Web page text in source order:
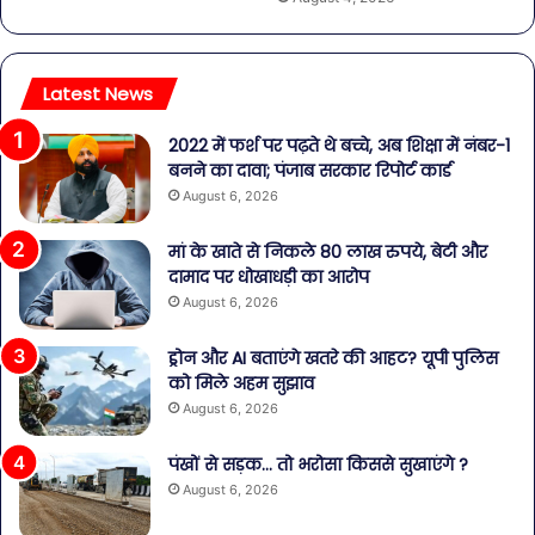
Latest News
2022 में फर्श पर पढ़ते थे बच्चे, अब शिक्षा में नंबर-1
बनने का दावा; पंजाब सरकार रिपोर्ट कार्ड
August 6, 2026
मां के खाते से निकले 80 लाख रुपये, बेटी और
दामाद पर धोखाधड़ी का आरोप
August 6, 2026
ड्रोन और AI बताएंगे खतरे की आहट? यूपी पुलिस
को मिले अहम सुझाव
August 6, 2026
पंखों से सड़क… तो भरोसा किससे सुखाएंगे ?
August 6, 2026